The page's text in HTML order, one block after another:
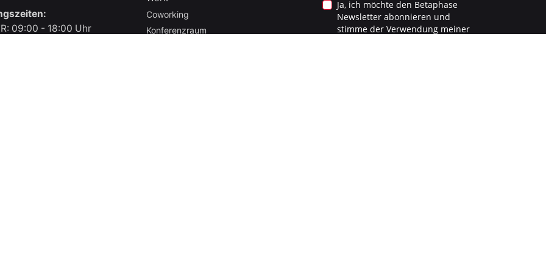
09:00 - 18:00 Uhr
Coworking
Konferenzraum
Ja, ich möchte den Betaphase
Newsletter abonnieren und
stimme der Verwendung meiner